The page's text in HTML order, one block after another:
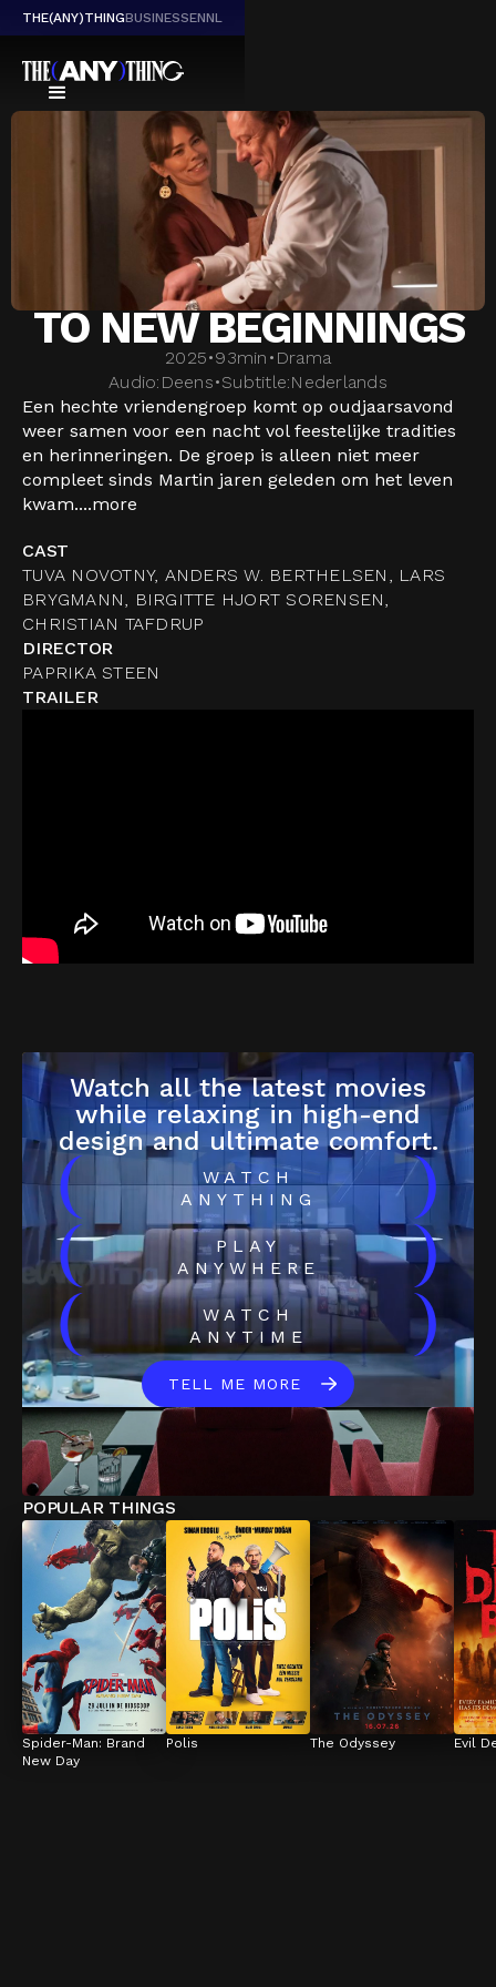
THE(ANY)THINGBUSINESSENNL
TO NEW BEGINNINGS
2025•93min • Drama
Audio: Deens•Subtitle:Nederlands
Een hechte vriendengroep komt op oudjaarsavond
weer samen voor een nacht vol feestelijke tradities
en herinneringen. De groep is alleen niet meer
compleet sinds Martin jaren geleden om het leven
kwam....more
CAST
TUVA NOVOTNY, ANDERS W. BERTHELSEN, LARS
BRYGMANN, BIRGITTE HJORT SORENSEN,
CHRISTIAN TAFDRUP
DIRECTOR
PAPRIKA STEEN
TRAILER
Watch all the latest movies
while relaxing in high-end
design and ultimate comfort.
(
WATCH
ANYTHING
)
(
PLAY
ANYWHERE
)
(
WATCH
ANYTIME
)
TELL ME MORE
POPULAR THINGS
Spider-Man: Brand
New Day
Polis The Odyssey Evil